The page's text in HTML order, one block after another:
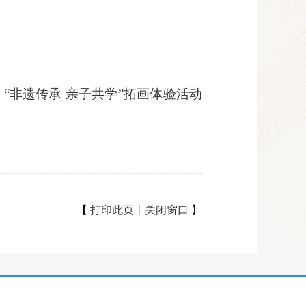
“非遗传承 亲子共学”拓画体验活动
【 打印此页 关闭窗口 】